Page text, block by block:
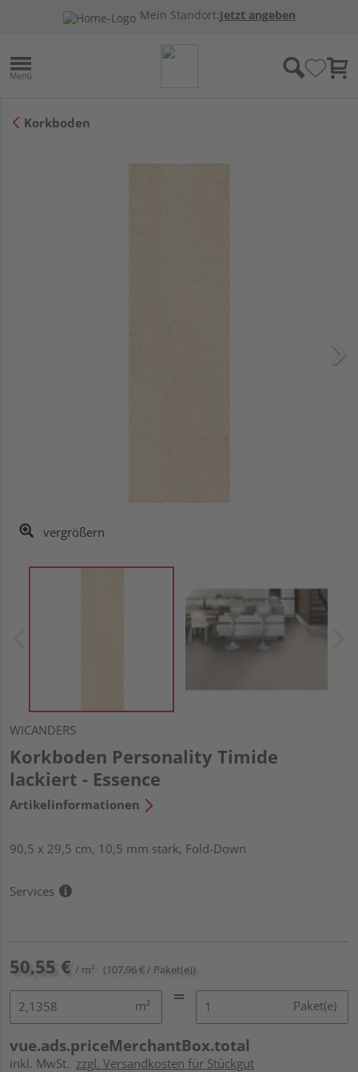
Mein Standort:Jetzt angeben
Korkboden
vergrößern
WICANDERS
Korkboden Personality Timide
lackiert - Essence
Artikelinformationen
90,5 x 29,5 cm, 10,5 mm stark, Fold-Down
Services
50,55 € / m² (107,96 € / Paket(e))
m² Paket(e)
vue.ads.priceMerchantBox.total
inkl. MwSt. zzgl. Versandkosten für Stückgut